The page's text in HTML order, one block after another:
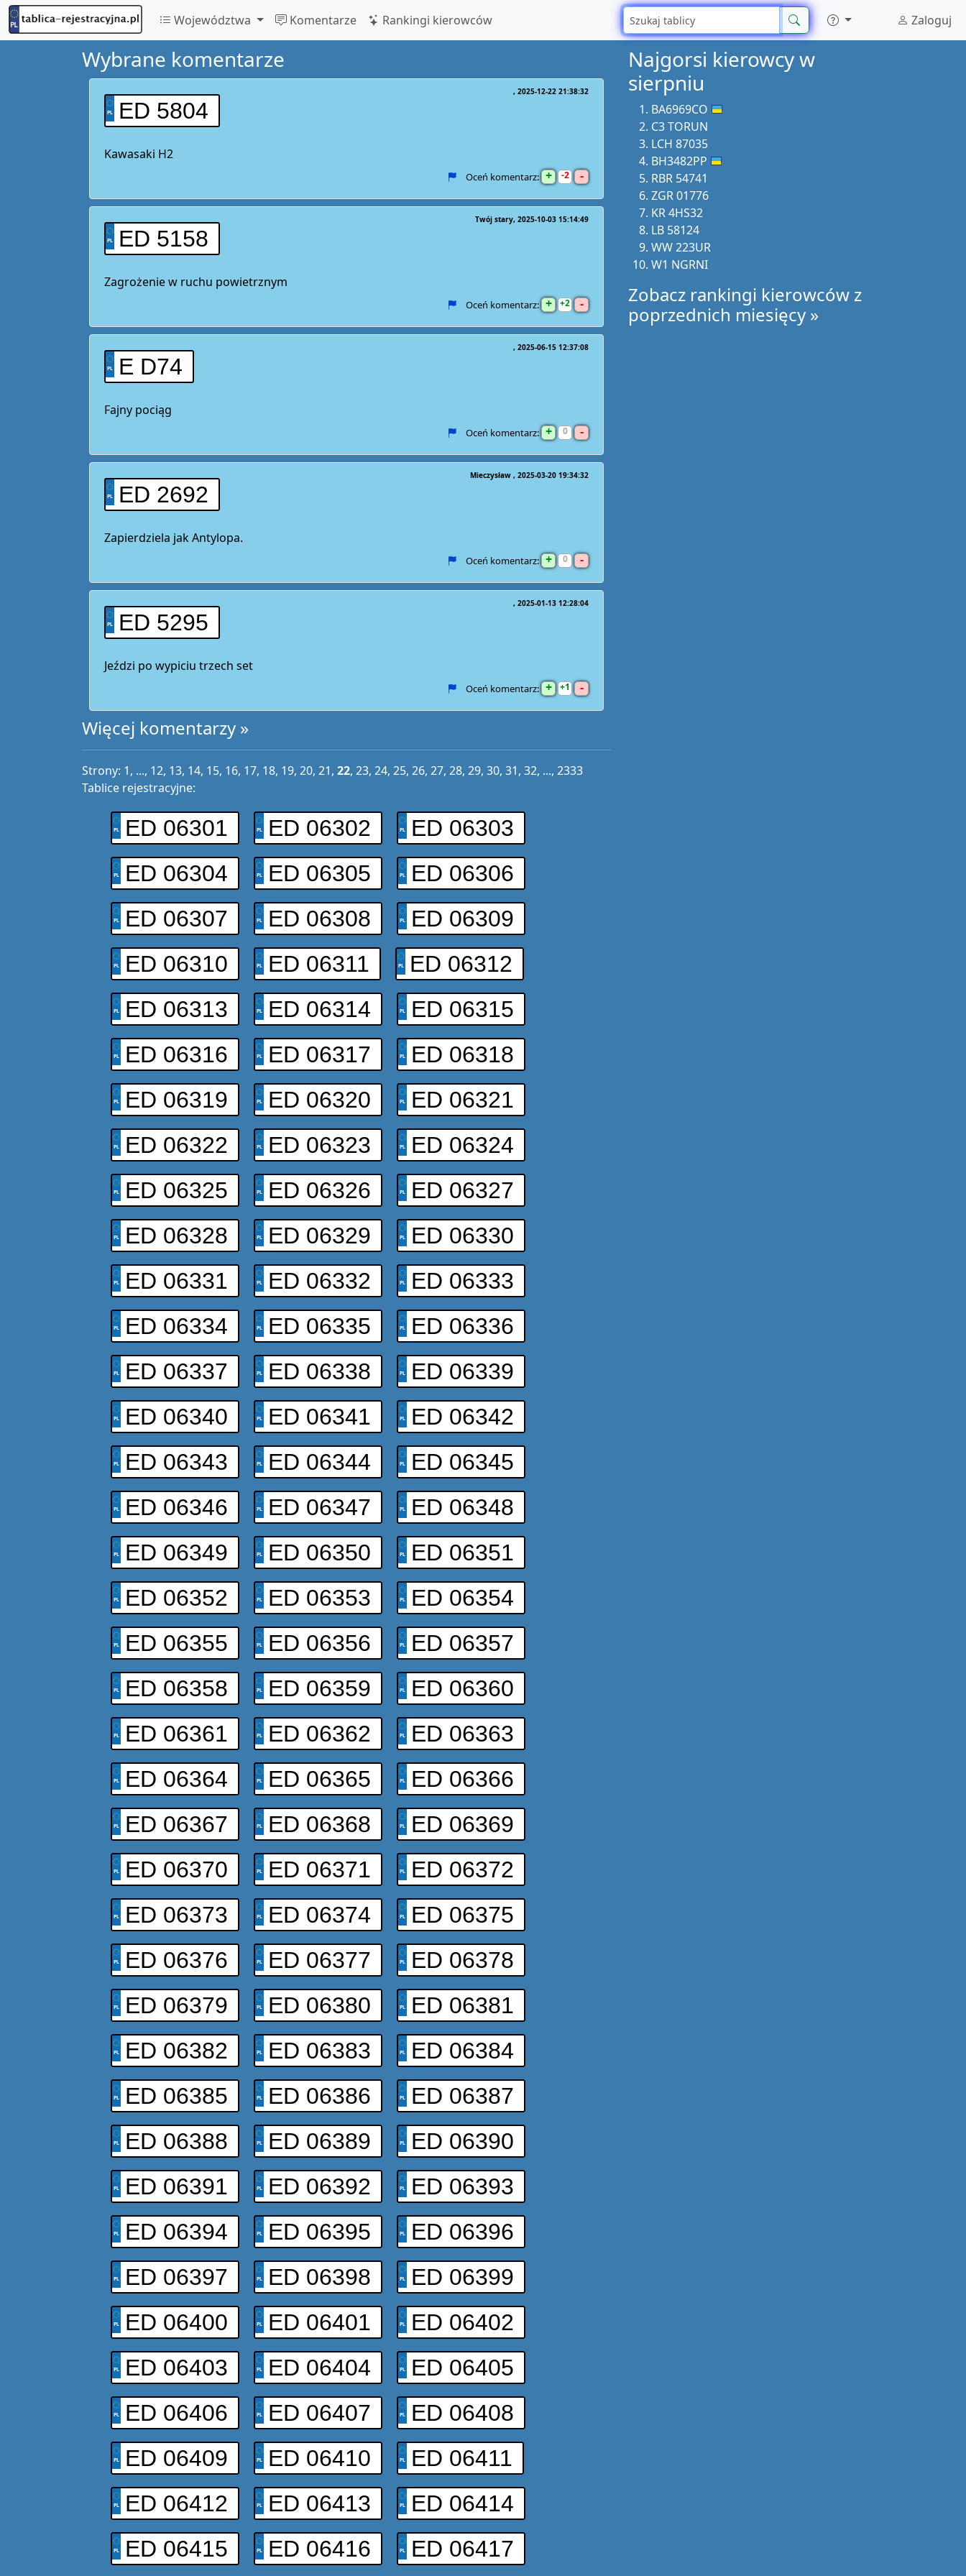
Województwa Komentarze Rankingi kierowców Zaloguj
Wybrane komentarze
ED 5804
2025-12-22 21:38:32
Kawasaki H2
Oceń komentarz: + 2 -
ED 5158
Twój stary 2025-10-03 15:14:49
Zagrożenie w ruchu powietrznym
Oceń komentarz: + 2 -
E D74
2025-06-15 12:37:08
Fajny pociąg
Oceń komentarz: + 0 -
ED 2692
Mieczysław 2025-03-20 19:34:32
Zapierdziela jak Antylopa.
Oceń komentarz: + 0 -
ED 5295
2025-01-13 12:28:04
Jeździ po wypiciu trzech set
Oceń komentarz: + 1 -
Więcej komentarzy »
Strony: 1, ..., 12, 13, 14, 15, 16, 17, 18, 19, 20, 21, 22, 23, 24, 25, 26, 27, 28, 29, 30, 31, 32, ..., 2333
Tablice rejestracyjne:
ED 06301 ED 06302
ED 06303
ED 06304
ED 06305
ED 06306
ED 06307
ED 06308
ED 06309
ED 06310
ED 06311
ED 06312
ED 06313
ED 06314
ED 06315
ED 06316
ED 06317
ED 06318
ED 06319
ED 06320
ED 06321
ED 06322
ED 06323
ED 06324
ED 06325
ED 06326
ED 06327
ED 06328
ED 06329
ED 06330
ED 06331
ED 06332
ED 06333
ED 06334
ED 06335
ED 06336
ED 06337
ED 06338
ED 06339
ED 06340
ED 06341
ED 06342
ED 06343
ED 06344
ED 06345
ED 06346
ED 06347
ED 06348
ED 06349
ED 06350
ED 06351
ED 06352
ED 06353
ED 06354
ED 06355
ED 06356
ED 06357
ED 06358
ED 06359
ED 06360
ED 06361
ED 06362
ED 06363
ED 06364
ED 06365
ED 06366
ED 06367
ED 06368
ED 06369
ED 06370
ED 06371
ED 06372
ED 06373
ED 06374
ED 06375
ED 06376
ED 06377
ED 06378
ED 06379
ED 06380
ED 06381
ED 06382
ED 06383
ED 06384
ED 06385
ED 06386
ED 06387
ED 06388
ED 06389
ED 06390
ED 06391
ED 06392
ED 06393
ED 06394
ED 06395
ED 06396
ED 06397
ED 06398
ED 06399
ED 06400
ED 06401
ED 06402
ED 06403
ED 06404
ED 06405
ED 06406
ED 06407
ED 06408
ED 06409
ED 06410
ED 06411
ED 06412
ED 06413
ED 06414
ED 06415
ED 06416 ED 06417
Najgorsi kierowcy w
sierpniu
BA6969CO
C3 TORUN
LCH 87035
BH3482PP
RBR 54741
ZGR 01776
KR 4HS32
LB 58124
WW 223UR
W1 NGRNI
Zobacz rankingi kierowców z
poprzednich miesięcy »